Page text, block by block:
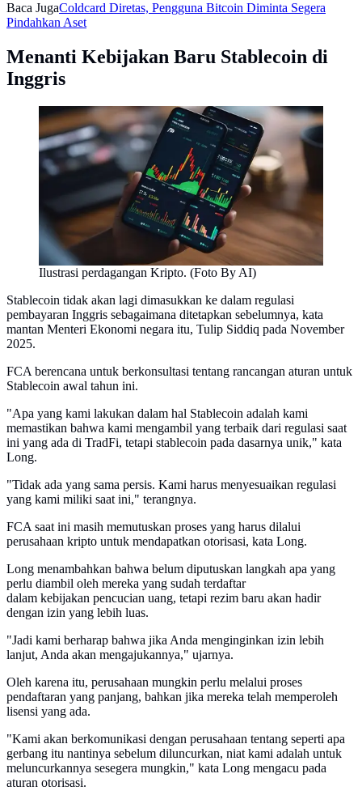
Baca JugaColdcard Diretas, Pengguna Bitcoin Diminta Segera
Pindahkan Aset
Menanti Kebijakan Baru Stablecoin di
Inggris
Ilustrasi perdagangan Kripto. (Foto By AI)
Stablecoin tidak akan lagi dimasukkan ke dalam regulasi
pembayaran Inggris sebagaimana ditetapkan sebelumnya, kata
mantan Menteri Ekonomi negara itu, Tulip Siddiq pada November
2025.
FCA berencana untuk berkonsultasi tentang rancangan aturan untuk
Stablecoin awal tahun ini.
"Apa yang kami lakukan dalam hal Stablecoin adalah kami
memastikan bahwa kami mengambil yang terbaik dari regulasi saat
ini yang ada di TradFi, tetapi stablecoin pada dasarnya unik," kata
Long.
"Tidak ada yang sama persis. Kami harus menyesuaikan regulasi
yang kami miliki saat ini," terangnya.
FCA saat ini masih memutuskan proses yang harus dilalui
perusahaan kripto untuk mendapatkan otorisasi, kata Long.
Long menambahkan bahwa belum diputuskan langkah apa yang
perlu diambil oleh mereka yang sudah terdaftar
dalam kebijakan pencucian uang, tetapi rezim baru akan hadir
dengan izin yang lebih luas.
"Jadi kami berharap bahwa jika Anda menginginkan izin lebih
lanjut, Anda akan mengajukannya," ujarnya.
Oleh karena itu, perusahaan mungkin perlu melalui proses
pendaftaran yang panjang, bahkan jika mereka telah memperoleh
lisensi yang ada.
"Kami akan berkomunikasi dengan perusahaan tentang seperti apa
gerbang itu nantinya sebelum diluncurkan, niat kami adalah untuk
meluncurkannya sesegera mungkin," kata Long mengacu pada
aturan otorisasi.